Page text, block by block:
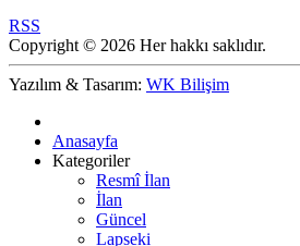
RSS
Copyright © 2026 Her hakkı saklıdır.
Yazılım & Tasarım: WK Bilişim
Anasayfa
Kategoriler
Resmî İlan
İlan
Güncel
Lapseki